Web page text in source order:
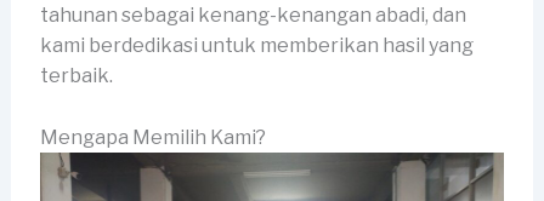
tahunan sebagai kenang-kenangan abadi, dan
kami berdedikasi untuk memberikan hasil yang
terbaik.
Mengapa Memilih Kami?